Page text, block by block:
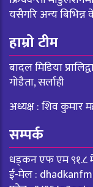
यसैगरि अन्य
हाम्रो टीम
बादल मिडिया
गोडैता, सर्लाही
अध्यक्ष : शिव कुमार
सम्पर्क
धड्कन एफ एम ९१.८
ई-मेल :